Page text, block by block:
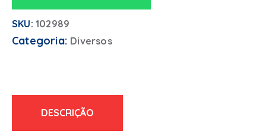
SKU: 102989
Categoria: Diversos
DESCRIÇÃO